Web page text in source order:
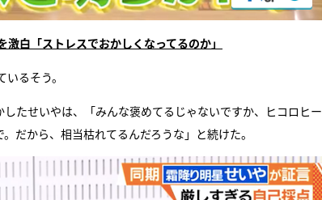
白「ストレスでおかしくなってるのか」
るそう。
たせいやは、「みんな褒めてるじゃないですか、ヒコロヒー
だから、相当枯れてるんだろうな」と続けた。